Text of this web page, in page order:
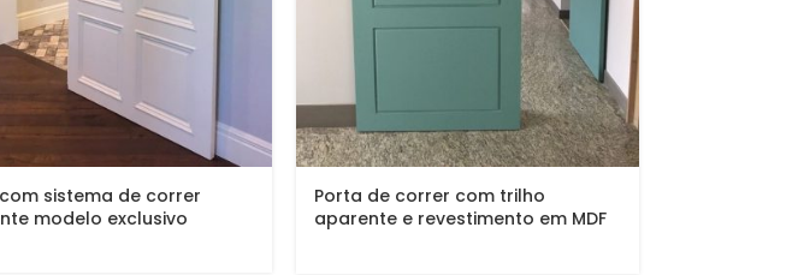
sistema de correr
modelo exclusivo
Porta de correr com trilho
aparente e revestimento em MDF